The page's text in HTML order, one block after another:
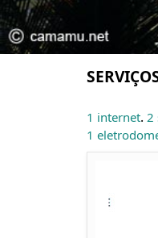
1 internet. 2
1